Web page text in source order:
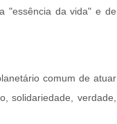
"essência da vida" e de
comum de atuar
solidariedade, verdade,